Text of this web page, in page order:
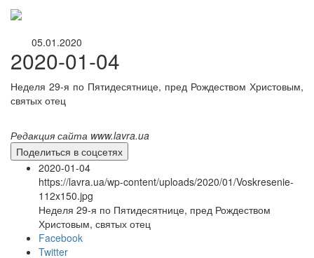
05.01.2020
2020-01-04
Неделя 29-я по Пятидесятнице, пред Рождеством Христовым,
святых отец
Редакция сайта www.lavra.ua
Поделиться в соцсетях
2020-01-04
https://lavra.ua/wp-content/uploads/2020/01/Voskresenie-
112x150.jpg
Неделя 29-я по Пятидесятнице, пред Рождеством
Христовым, святых отец
Facebook
Twitter